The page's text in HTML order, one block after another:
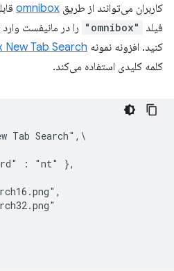
کاربران می‌توانند از طریق omnibox
فیلد
"omnibox"
را در مانیفست
کنید. افزونه نمونه New Tab Search
کلمه کلیدی استفاده می‌کند.
Tab Search",\
: "nt" },